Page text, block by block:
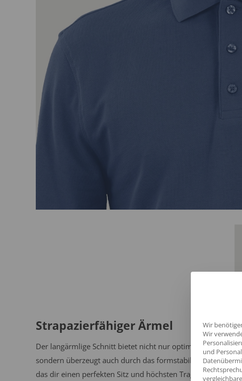
Strapazierfähiger Ärmel
Der langärmlige Schnitt bietet nicht nur optimalen Schutz,
sondern überzeugt auch durch das formstabile Material,
das dir einen perfekten Sitz und höchsten Tragekomfort
Wir
Wir
und